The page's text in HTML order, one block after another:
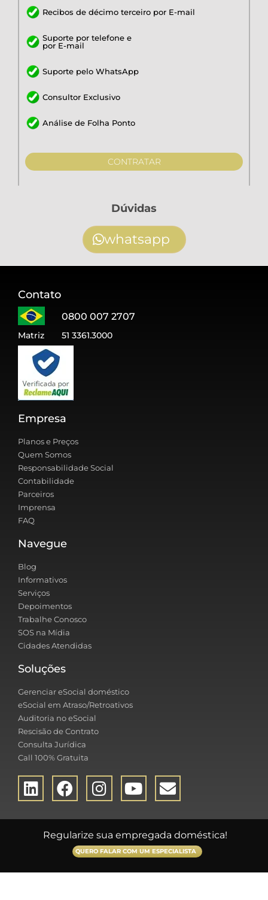
Recibos de décimo terceiro por E-mail
Suporte por telefone e
por E-mail
Suporte pelo WhatsApp
Consultor Exclusivo
Análise de Folha Ponto
CONTRATAR
Dúvidas
whatsapp
Contato
0800 007 2707
Matriz 51 3361.3000
Empresa
Planos e Preços
Quem Somos
Responsabilidade Social
Contabilidade
Parceiros
Imprensa
FAQ
Navegue
Blog
Informativos
Serviços
Depoimentos
Trabalhe Conosco
SOS na Mídia
Cidades Atendidas
Soluções
Gerenciar eSocial doméstico
eSocial em Atraso/Retroativos
Auditoria no eSocial
Rescisão de Contrato
Consulta Jurídica
Call 100% Gratuita
Regularize sua empregada doméstica!
QUERO FALAR COM UM ESPECIALISTA